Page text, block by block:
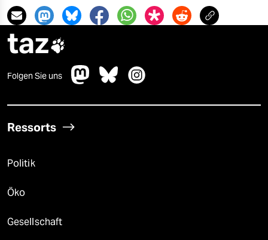
taz
Folgen Sie uns
Ressorts
Politik
Öko
Gesellschaft